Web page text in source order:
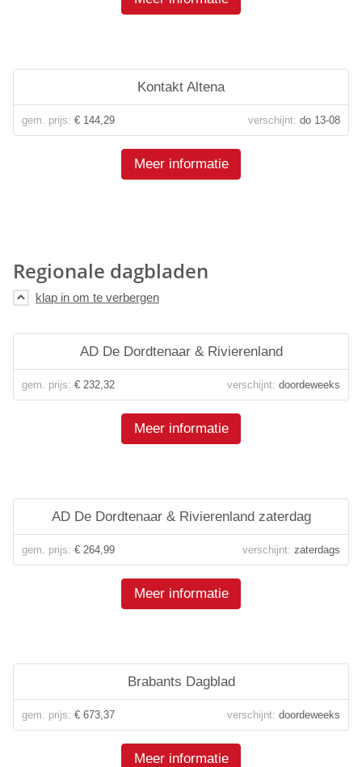
Kontakt Altena
gem. prijs: € 144,29 verschijnt: do 13-08
Meer informatie
Regionale dagbladen
AD De Dordtenaar & Rivierenland
gem. prijs: € 232,32 verschijnt: doordeweeks
Meer informatie
AD De Dordtenaar & Rivierenland zaterdag
gem. prijs: € 264,99 verschijnt: zaterdags
Meer informatie
Brabants Dagblad
gem. prijs: € 673,37 verschijnt: doordeweeks
Meer informatie